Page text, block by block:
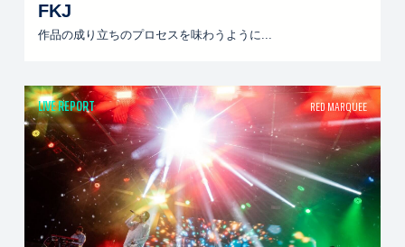
FKJ
作品の成り立ちのプロセスを味わうように...
LIVE REPORT RED MARQUEE